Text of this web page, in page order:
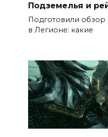
Подземелья и
Подготовили
в Легионе: какие